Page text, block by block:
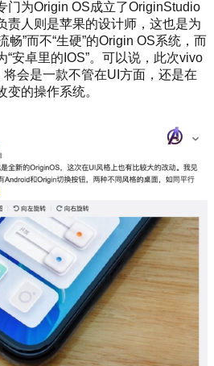
门为Origin OS成立了OriginStudio
责人则是苹果的设计师，这也是为
畅”而不“生硬”的Origin OS系统，而
“安卓里的IOS”。可以说，此次vivo
会是一款不管在UI方面，还是在
变的操作系统。